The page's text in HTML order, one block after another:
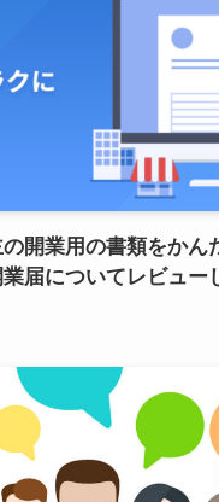
開業用の書類をかん
届についてレビュー